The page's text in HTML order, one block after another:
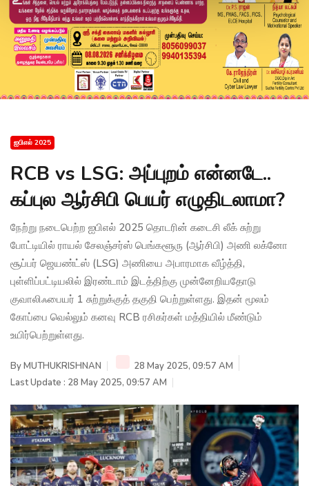
ஐபிஎல் 2025
RCB vs LSG: அப்புறம் என்னடே..
கப்புல ஆர்சிபி பெயர் எழுதிடலாமா?
நேற்று நடைபெற்ற ஐபிஎல் 2025 தொடரின் கடைசி லீக் சுற்று
போட்டியில் ராயல் சேலஞ்சர்ஸ் பெங்களூரு (ஆர்சிபி) அணி லக்னோ
சூப்பர் ஜெயண்ட்ஸ் (LSG) அணியை அபாரமாக வீழ்த்தி,
புள்ளிப்பட்டியலில் இரண்டாம் இடத்திற்கு முன்னேறியதோடு
குவாலிஃபையர் 1 சுற்றுக்குத் தகுதி பெற்றுள்ளது. இதன் மூலம்
கோப்பை வெல்லும் கனவு RCB ரசிகர்கள் மத்தியில் மீண்டும்
உயிர்பெற்றுள்ளது.
ByMUTHUKRISHNAN
28 May 2025, 09:57 AM
Last Update : 28 May 2025, 09:57 AM